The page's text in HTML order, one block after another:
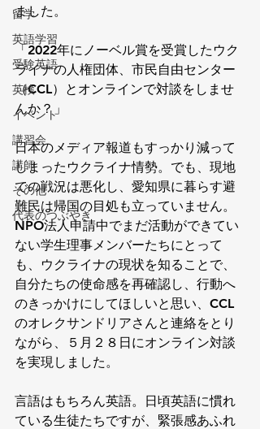
留学
英語学習
受験英語
英検
イベント
講習会
講師
その他
代表のつぶやき
ました。
「2022年にノーベル賞を受賞したウク
ライナの人権団体、 市民自由センター
（CCL）とオンラインで対談をしませ
んか？」
日本のメディア報道もすっかり減って
しまったウクライナ情勢。でも、現地
での戦況は悪化し、愛知県に暮らす避
難民は帰国の目処も立っていません。
NPO法人申請中でまだ活動ができてい
ない学生理事メンバーたちにとって
も、ウクライナの現状を知ることで、
自分たちの使命感を再確認し、行動へ
のきっかけにしてほしいと思い、CCL
のオレクサンドリアさんと連絡をとり
ながら、５月２８日にオンライン対談
を実現しました。
言語はもちろん英語。日頃英語に慣れ
ている生徒たちですが、緊張感あふれ